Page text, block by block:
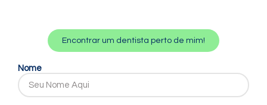
Encontrar um dentista perto de mim!
Nome